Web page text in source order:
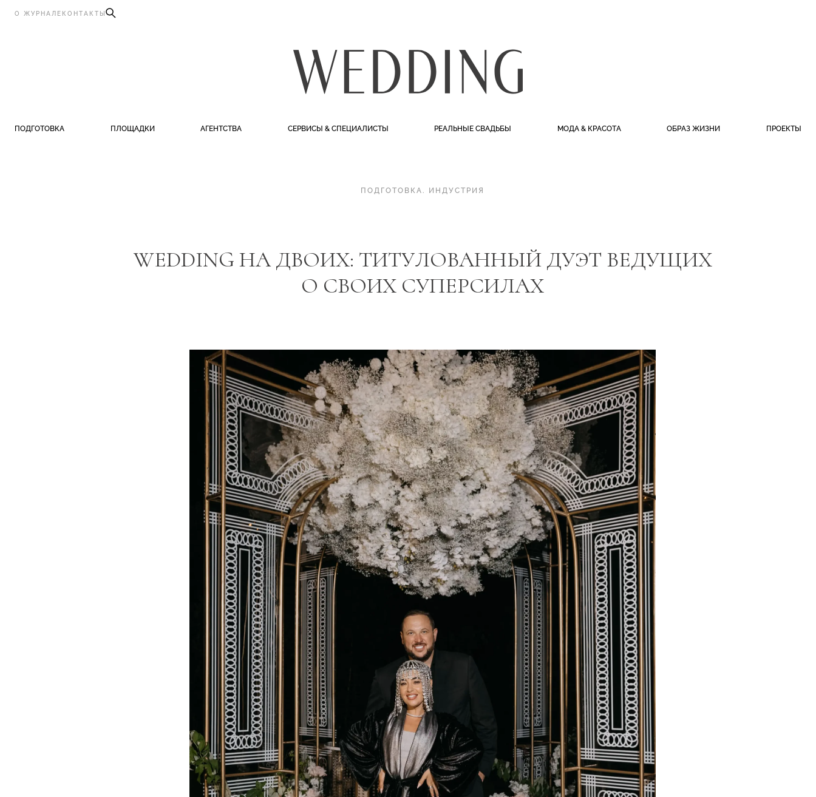
О ЖУРНАЛЕ КОНТАКТЫ
ПОДГОТОВКА ПЛОЩАДКИ АГЕНТСТВА СЕРВИСЫ & СПЕЦИАЛИСТЫ РЕАЛЬНЫЕ СВАДЬБЫ МОДА & КРАСОТА ОБРАЗ ЖИЗНИ ПРОЕКТЫ
ПОДГОТОВКА. ИНДУСТРИЯ
WEDDING НА ДВОИХ: ТИТУЛОВАННЫЙ ДУЭТ ВЕДУЩИХ
О СВОИХ СУПЕРСИЛАХ